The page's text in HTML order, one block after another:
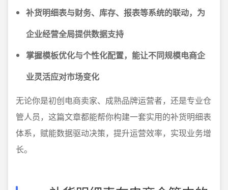
补货明细表与财务、库存、报表等系统的联动，为
企业经营全局提供数据支持
掌握模板优化与个性化配置，能让不同规模电商企
业灵活应对市场变化
无论你是初创电商卖家、成熟品牌运营者，还是专业仓
管人员，这篇文章都能帮你构建一套实用的补货明细表
体系，赋能数据驱动决策，提升运营效率，实现业务增
长。